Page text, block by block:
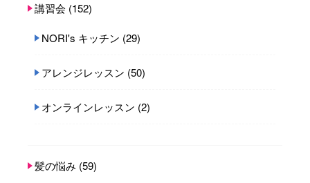
講習会 (152)
NORI's キッチン (29)
アレンジレッスン (50)
オンラインレッスン (2)
髪の悩み (59)